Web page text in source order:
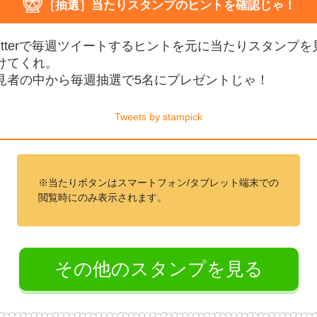
［抽選］当たりスタンプのヒントを確認じゃ！
で毎週ツイートするヒントを元に当たりスタンプを
てくれ。
者の中から毎週抽選で5名にプレゼントじゃ！
Tweets by stampick
※当たりボタンはスマートフォン/タブレット端末での
閲覧時にのみ表示されます。
その他のスタンプを見る